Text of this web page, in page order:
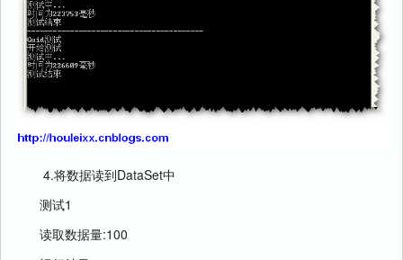
4.将数据读到DataSet中
测试1
读取数据量:100